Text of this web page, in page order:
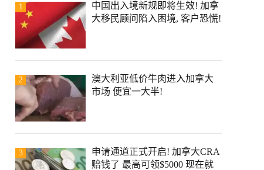
1
中国出入境新规即将生效! 加拿
大移民顾问陷入困境, 客户恐慌!
2
澳大利亚低价牛肉进入加拿大
市场 便宜一大半!
3
申请通道正式开启! 加拿大CRA
赔钱了 最高可领$5000 现在就